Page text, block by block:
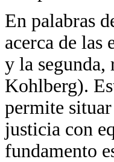
En palabras
acerca de
y la segunda,
Kohlberg).
permite
justicia con
fundamento